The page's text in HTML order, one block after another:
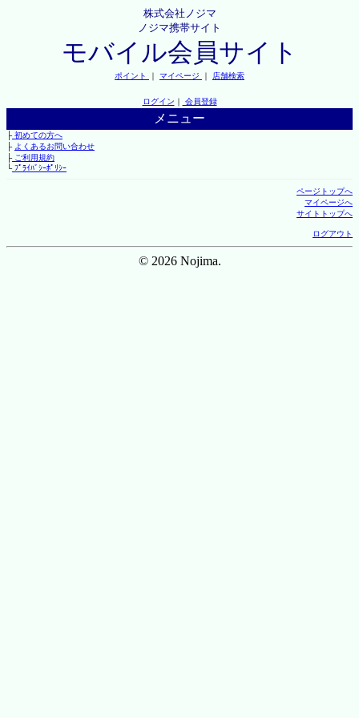
株式会社ノジマ
ノジマ携帯サイト
モバイル会員サイト
ポイント ｜ マイページ ｜ 店舗検索
ログイン ｜ 会員登録
メニュー
├初めての方へ
├ よくあるお問い合わせ
├ご利用規約
└ﾌﾟﾗｲﾊﾞｼｰﾎﾟﾘｼｰ
ページトップへ
マイページへ
サイトトップへ
ログアウト
© 2026 Nojima.